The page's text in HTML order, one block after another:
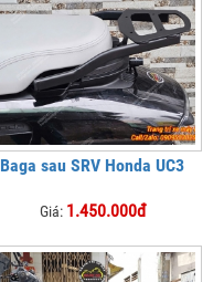
Baga sau SRV Honda UC3
Giá: 1.450.000đ